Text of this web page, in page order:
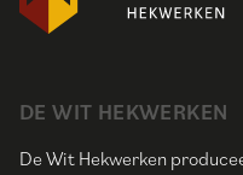
DE WIT HEKWERKEN
De Wit Hekwerken